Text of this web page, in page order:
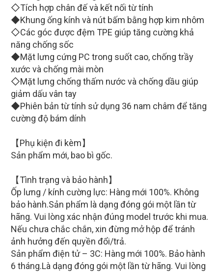
◇Tích hợp chân đế và kết nối từ tính
◆Khung ống kính và nút bấm bằng hợp kim nhôm
◇Các góc được đệm TPE giúp tăng cường khả
năng chống sốc
◆Mặt lưng cứng PC trong suốt cao, chống trầy
xước và chống mài mòn
◇Mặt lưng chống thấm nước và chống dầu giúp
giảm dấu vân tay
◆Phiên bản từ tính sử dụng 36 nam châm để tăng
cường độ bám dính
【Phụ kiện đi kèm】
Sản phẩm mới, bao bì gốc.
【Tình trạng và bảo hành】
Ốp lưng / kính cường lực: Hàng mới 100%. Không
bảo hành.Sản phẩm là dạng đóng gói một lần từ
hãng. Vui lòng xác nhận đúng model trước khi mua.
Nếu chưa chắc chắn, xin đừng mở hộp để tránh
ảnh hưởng đến quyền đổi/trả.
Sản phẩm điện tử – 3C: Hàng mới 100%. Bảo hành
6 tháng.Là dạng đóng gói một lần từ hãng. Vui lòng